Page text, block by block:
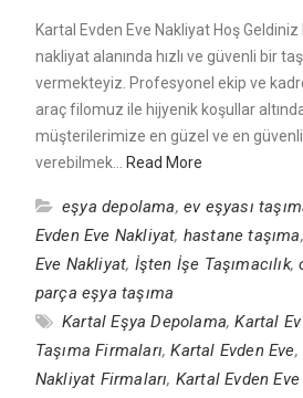
Kartal Evden Eve Nakliyat Hoş
nakliyat alanında hızlı ve güvenli bir
vermekteyiz. Profesyonel ekip ve
araç filomuz ile hijyenik koşullar
müşterilerimize en güzel ve en
verebilmek… Read More
eşya depolama, ev eşyası
Evden Eve Nakliyat, hastane taşıma,
Eve Nakliyat, İşten İşe Taşımacılık,
parça eşya taşıma
Kartal Eşya Depolama,Kartal Ev
Taşıma Firmaları,Kartal Evden Eve,
Nakliyat Firmaları, Kartal Evden Eve